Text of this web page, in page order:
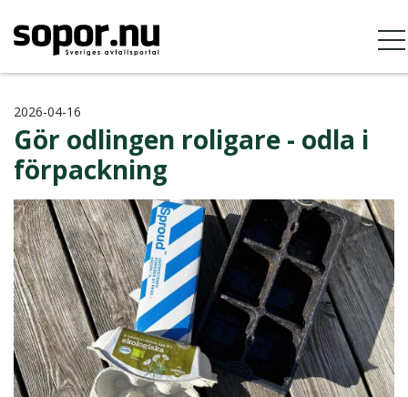
2026-04-16
Gör odlingen roligare - odla i
förpackning